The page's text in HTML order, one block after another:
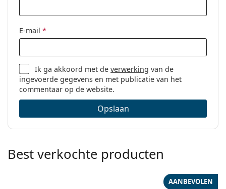
E-mail *
Ik ga akkoord met deverwerking van de
ingevoerde gegevens en met publicatie van het
commentaar op de website.
Opslaan
Best verkochte producten
AANBEVOLEN